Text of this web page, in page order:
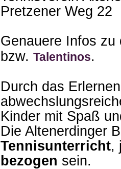
Pretzener Weg 22
Genauere Infos
bzw. Talentinos.
Durch das
Kinder mit Spaß
Die Altenerdinger
Tennisunterricht,
bezogen sein.